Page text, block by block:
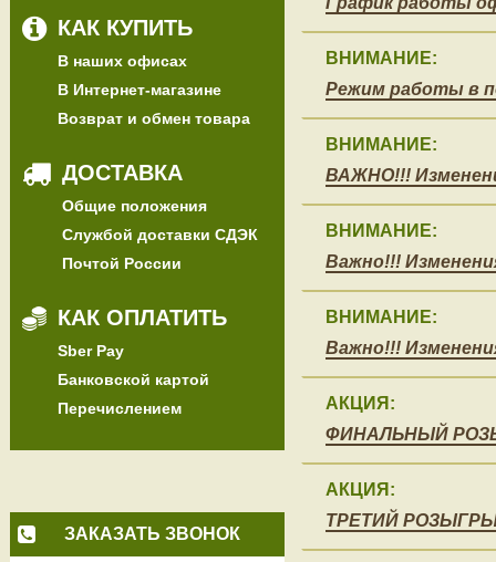
КАК КУПИТЬ
В наших офисах
В Интернет-магазине
Возврат и обмен товара
ДОСТАВКА
Общие положения
Службой доставки СДЭК
Почтой России
КАК ОПЛАТИТЬ
Sber Pay
Банковской картой
Перечислением
ЗАКАЗАТЬ ЗВОНОК
ВНИМАНИЕ:
Режим работы в
ВНИМАНИЕ:
ВАЖНО!!!
ВНИМАНИЕ:
Важно!!!
ВНИМАНИЕ:
Важно!!!
АКЦИЯ:
ФИНАЛЬНЫЙ
АКЦИЯ:
ТРЕТИЙ